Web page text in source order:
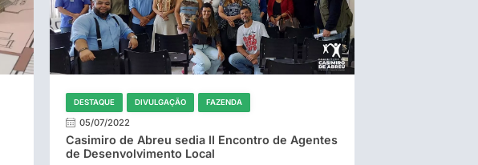
DESTAQUE DIVULGAÇÃO FAZENDA
05/07/2022
Casimiro de Abreu sedia II Encontro de Agentes
de Desenvolvimento Local